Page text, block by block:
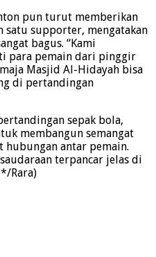
pun turut memberikan
satu supporter, mengatakan
bagus. “Kami
para pemain dari pinggir
Masjid Al-Hidayah bisa
di pertandingan
sepak bola,
membangun semangat
hubungan antar pemain.
terpancar jelas di
Rara)